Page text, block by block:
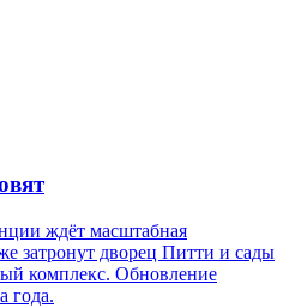
ждёт масштабная
затронут дворец Питти и сады
комплекс. Обновление
года.